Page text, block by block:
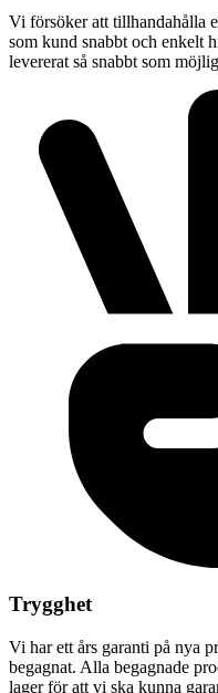
Vi försöker att tillhandahålla
som kund snabbt och enkelt
levererat så snabbt som
Trygghet
Vi har ett års garanti på nya
begagnat. Alla begagnade
lager för att vi ska kunna